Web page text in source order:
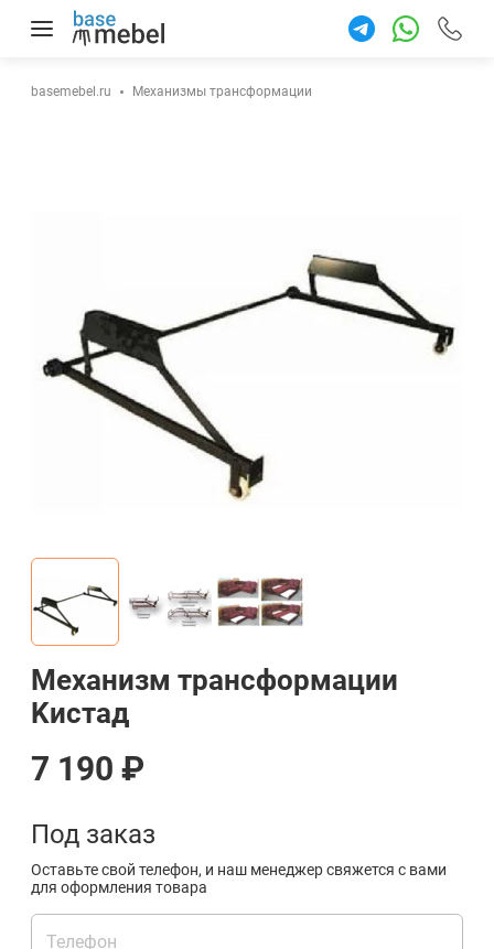
+7 922
87-77
basemebel.ru Механизмы трансформации
Механизм трансформации
Kистад
7 190 ₽
Под заказ
Оставьте свой телефон, и наш менеджер свяжется с вами
для оформления товара